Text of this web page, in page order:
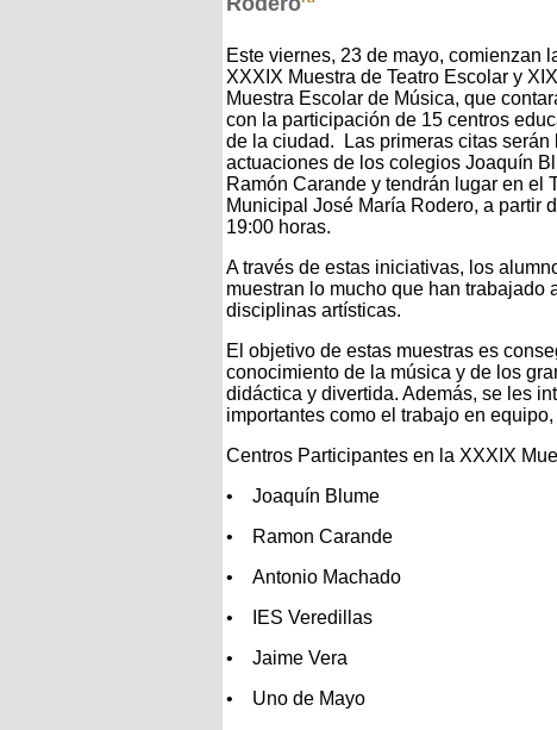
Este viernes, 23 de mayo, comienzan
XXXIX Muestra de Teatro Escolar y XIX
Muestra Escolar de Música, que
con la participación de 15 centros
de la ciudad. Las primeras citas serán
actuaciones de los colegios Joaquín
Ramón Carande y tendrán lugar en el
Municipal José María Rodero, a partir
19:00 horas.
A través de estas iniciativas, los
muestran lo mucho que han trabajado
disciplinas artísticas.
El objetivo de estas muestras es
conocimiento de la música y de los
didáctica y divertida. Además, se les
importantes como el trabajo en
Centros Participantes en la XXXIX
• Joaquín Blume
• Ramon Carande
• Antonio Machado
• IES Veredillas
• Jaime Vera
• Uno de Mayo